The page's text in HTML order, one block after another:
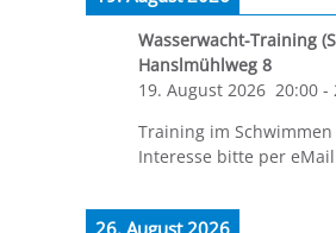
Wasserwacht-Training
Hanslmühlweg 8
19. August 2026 20:00 -
Training im
Interesse bitte per